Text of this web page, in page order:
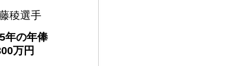
稜選手
年の年俸
万円